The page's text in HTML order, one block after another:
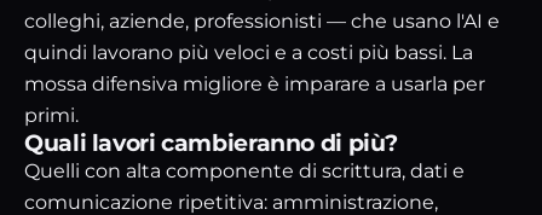
colleghi, aziende, professionisti — che usano l'AI e
quindi lavorano più veloci e a costi più bassi. La
mossa difensiva migliore è imparare a usarla per
primi.
Quali lavori cambieranno di più?
Quelli con alta componente di scrittura, dati e
comunicazione ripetitiva: amministrazione,